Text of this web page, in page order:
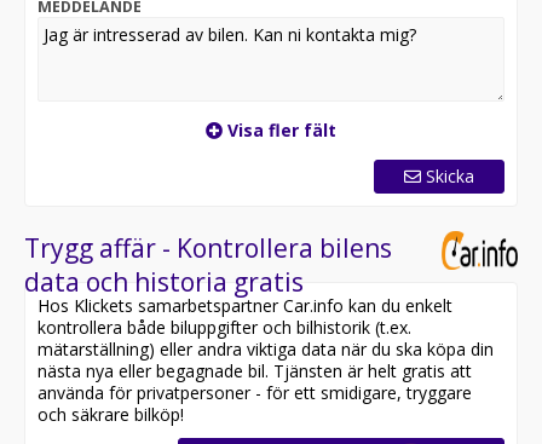
bra ljus i arbetsområdet. I lastutrymmet sitter ett
takräcke med två skjutbara bärbyglar för smidig
med blixtljus fram och bak samt takräcken från Thule.
Här har man inte snålat in på tillvalen från fabrik: Stora
4-cylindriga. turbodieseln på 177hk, Automatlåda,
Fjädrad komfortstol "ergoComfort" med viktreglering
Composition Media" med 8" touch, Smartphone
Integration, Apple Carplay, Android Auto, Ljus och sikt-
paket, LED strålkastare, Backkamera, Parkeringshjälp
fram och bak med aktivt sidoskydd, Farthållare, Fotsteg
bak, Dragkrok, Max släpvagnsvikt 3000 kg,
* Låga skatten 5378 kr / år
Nyservad, nybesiktigad och redo för omg. leverans
MEDDELANDE
Visa fler fält
Skicka
Trygg affär - Kontrollera bilens
data och historia gratis
Hos Klickets samarbetspartner Car.info kan du enkelt
kontrollera både biluppgifter och bilhistorik (t.ex.
mätarställning) eller andra viktiga data när du ska köpa din
nästa nya eller begagnade bil. Tjänsten är helt gratis att
använda för privatpersoner - för ett smidigare, tryggare
och säkrare bilköp!